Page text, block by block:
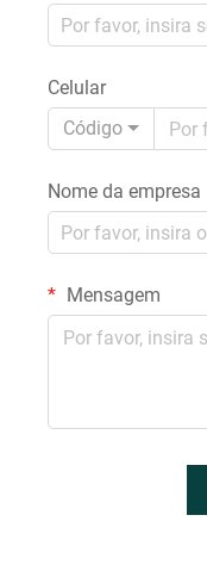
Celular
Código
Nome da empresa
Mensagem